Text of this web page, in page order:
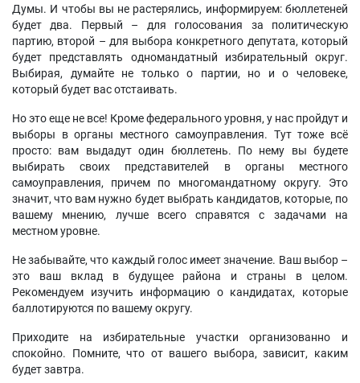
Думы. И чтобы вы не растерялись, информируем: бюллетеней
будет два. Первый – для голосования за политическую
партию, второй – для выбора конкретного депутата, который
будет представлять одномандатный избирательный округ.
Выбирая, думайте не только о партии, но и о человеке,
который будет вас отстаивать.
Но это еще не все! Кроме федерального уровня, у нас пройдут и
выборы в органы местного самоуправления. Тут тоже всё
просто: вам выдадут один бюллетень. По нему вы будете
выбирать своих представителей в органы местного
самоуправления, причем по многомандатному округу. Это
значит, что вам нужно будет выбрать кандидатов, которые, по
вашему мнению, лучше всего справятся с задачами на
местном уровне.
Не забывайте, что каждый голос имеет значение. Ваш выбор –
это ваш вклад в будущее района и страны в целом.
Рекомендуем изучить информацию о кандидатах, которые
баллотируются по вашему округу.
Приходите на избирательные участки организованно и
спокойно. Помните, что от вашего выбора, зависит, каким
будет завтра.